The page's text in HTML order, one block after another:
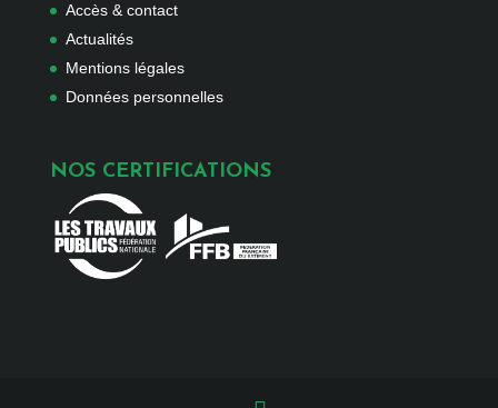
Accès & contact
Actualités
Mentions légales
Données personnelles
NOS CERTIFICATIONS